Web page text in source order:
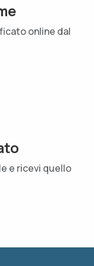
online dal
e ricevi quello